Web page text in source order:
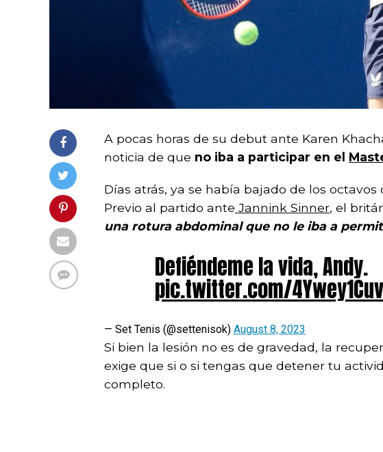
A pocas horas de su debut ante Karen
noticia de que no iba a participar en el
Días atrás, ya se había bajado de los octavos
Previo al partido ante Jannink Sinner, el
una rotura abdominal que no le iba a
Defiéndeme la vida, Andy.
pic.twitter.com/
— Set Tenis (@settenisok) August 8, 2023
Si bien la lesión no es de gravedad, la
exige que si o si tengas que detener tu
completo.